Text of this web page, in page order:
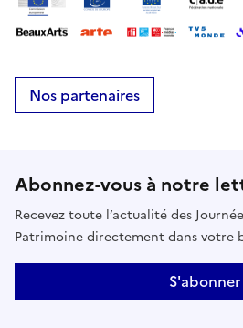
Nos partenaires
Abonnez-vous à notre
Recevez toute l’actualité des
Patrimoine directement dans votre
S'abonner